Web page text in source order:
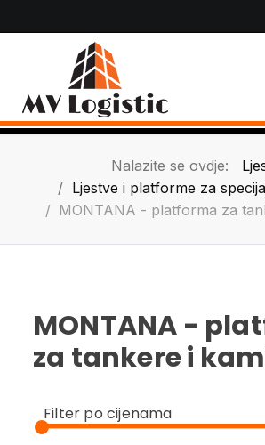
Nalazite se ovdje:
Ljestve i platforme za
MONTANA - platforma za
MONTANA -
za tankere i
Filter po cijenama